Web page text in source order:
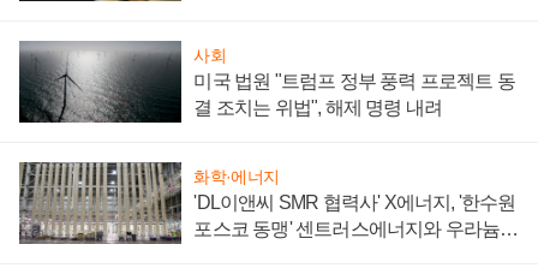
사회
미국 법원 "트럼프 정부 풍력 프로젝트 동
결 조치는 위법", 해제 명령 내려
화학·에너지
'DL이앤씨 SMR 협력사' X에너지, '한수원
포스코 동맹' 센트러스에너지와 우라늄